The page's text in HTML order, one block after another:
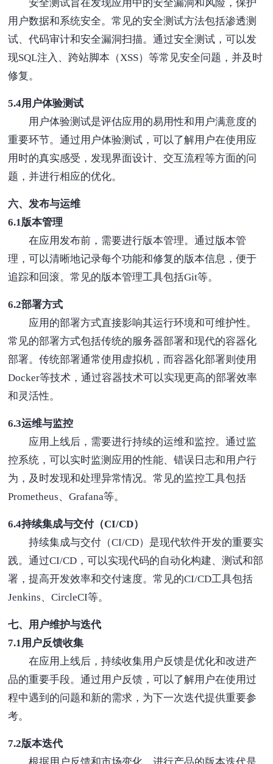
安全测试旨在发现应用中的安全漏洞和风险，保护
用户数据和系统安全。常见的安全测试方法包括渗透测
试、代码审计和安全漏洞扫描。通过安全测试，可以发
现SQL注入、跨站脚本（XSS）等常见安全问题，并及时
修复。
5.4用户体验测试
用户体验测试是评估应用的易用性和用户满意度的
重要环节。通过用户体验测试，可以了解用户在使用应
用时的真实感受，发现界面设计、交互流程等方面的问
题，并进行相应的优化。
六、发布与运维
6.1版本管理
在应用发布前，需要进行版本管理。通过版本管
理，可以清晰地记录每个功能和修复的版本信息，便于
追踪和回滚。常见的版本管理工具包括Git等。
6.2部署方式
应用的部署方式直接影响其运行环境和可维护性。
常见的部署方式包括传统的服务器部署和现代的容器化
部署。传统部署通常使用虚拟机，而容器化部署则使用
Docker等技术，通过容器技术可以实现更高的部署效率
和灵活性。
6.3运维与监控
应用上线后，需要进行持续的运维和监控。通过监
控系统，可以实时监测应用的性能、错误日志和用户行
为，及时发现和处理异常情况。常见的监控工具包括
Prometheus、Grafana等。
6.4持续集成与交付（CI/CD）
持续集成与交付（CI/CD）是现代软件开发的重要实
践。通过CI/CD，可以实现代码的自动化构建、测试和部
署，提高开发效率和交付速度。常见的CI/CD工具包括
Jenkins、CircleCI等。
七、用户维护与迭代
7.1用户反馈收集
在应用上线后，持续收集用户反馈是优化和改进产
品的重要手段。通过用户反馈，可以了解用户在使用过
程中遇到的问题和新的需求，为下一次迭代提供重要参
考。
7.2版本迭代